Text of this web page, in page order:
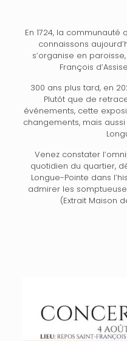
En 1724, la
connaissons
s’organise en
François
300 ans plus tard, en
Plutôt que de
événements, cette
changements, mais
Venez constater
quotidien du quartier,
Longue-Pointe dans
admirer les
(Extrait Maison